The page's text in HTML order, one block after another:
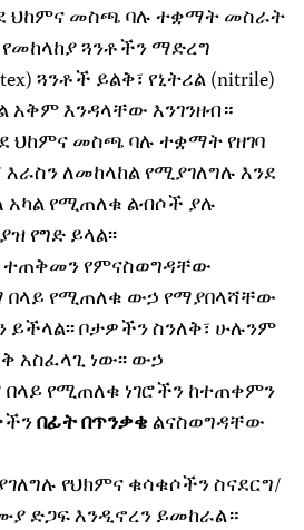
ህከምና መስጫ ባሉ ተቋማት መስራት
ጓንቶችን ማድረግ
ጓንቶች ይልቅ፣ የኒትሪል (nitrile)
አቅም እንዳላቸው እንገንዘብ።
ህከምና መስጫ ባሉ ተቋማት የዘገባ
ለመከላከል የሚያገለግሉ እንደ
የሚጠለቁ ልብሶች ያሉ
ይላል፡፡
ተጠቅመን የምናስወግዳቸው
የሚጠለቁ ውኃ የማያበላሻቸው
ቦታዎችን ስንለቅ፣ ሁሉንም
ነው፡፡ ውኃ
የሚጠለቁ ነገሮችን ከተጠቀምን
በፊት በጥንቃቄልናስወግዳቸው
የህክምና ቁሳቁሶችን ስናደርግ/
ድጋፍ እንዲኖረን ይመከራል።